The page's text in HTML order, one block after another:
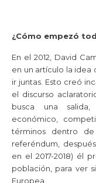
¿Cómo empezó
En el 2012, David
en un artículo la idea
ir juntas. Esto creó
el discurso
busca una
económico,
términos dentro
referéndum,
en el 2017-2018) él
población, para ver
Europea.